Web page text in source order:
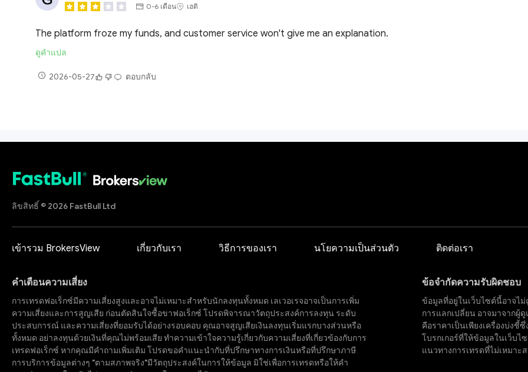
0-6 เดือน เฮติ
The platform froze my funds, and customer service won't give me an explanation.
ดูคำแปล
2026-05-27 ตอบกลับ
ลิขสิทธิ์ © 2026 FastBull Ltd
เข้ารวม BrokersView เกี่ยวกับเรา วิธีการของเรา นโยความเป็นส่วนตัว ติดต่อเรา
คำเตือนความเสี่ยง
การเทรดฟอเร็กซ์มีความเสี่ยงสูงและอาจไม่เหมาะสำหรับนักลงทุนทั้งหมด เลเวอเรจอาจเป็นการเพิ่ม
ความเสี่ยงและการสูญเสีย ก่อนตัดสินใจซื้อขาฟอเร็กซ์ โปรดพิจารณาวัตถุประสงค์การลงทุน ระดับ
ประสบการณ์ และความเสี่ยงที่ยอมรับได้อย่างรอบคอบ คุณอาจสูญเสียเงินลงทุนเริ่มแรกบางส่วนหรือ
ทั้งหมด อย่าลงทุนด้วยเงินที่คุณไม่พร้อมเสีย ทำความเข้าใจความรู้เกี่ยวกับความเสี่ยงที่เกี่ยวข้องกับการ
เทรดฟอเร็กซ์ หากคุณมีคำถามเพิ่มเติม โปรดขอคำแนะนำกับที่ปรึกษาทางการเงินหรือที่ปรึกษาภาษี
การบริการข้อมูลต่างๆ "ตามสภาพจริง"มีวัตถุประสงค์ในการให้ข้อมูล มิใช่เพื่อการเทรดหรือให้คำ
ข้อจำกัดความรับผิดชอบ
ข้อมูลที่อยู่ในเว็บไซต์นี้อาจไ
การแลกเปลี่ยน อาจมาจากผู้
คือราคาเป็นเพียงเครื่องบ่งชี้
โบรกเกอร์ที่ให้ข้อมูลในเว็บ
แนวทางการเทรดที่ไม่เหมา